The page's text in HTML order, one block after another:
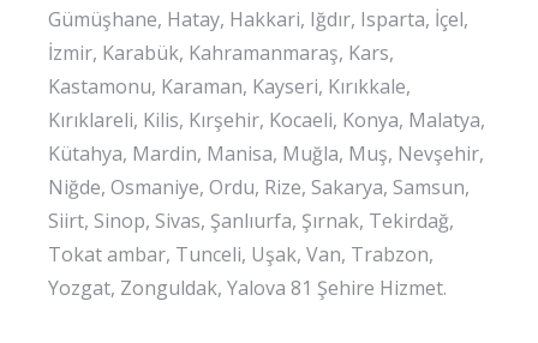
Gümüşhane, Hatay, Hakkari, Iğdır, Isparta, İçel,
İzmir, Karabük, Kahramanmaraş, Kars,
Kastamonu, Karaman, Kayseri, Kırıkkale,
Kırıklareli, Kilis, Kırşehir, Kocaeli, Konya, Malatya,
Kütahya, Mardin, Manisa, Muğla, Muş, Nevşehir,
Niğde, Osmaniye, Ordu, Rize, Sakarya, Samsun,
Siirt, Sinop, Sivas, Şanlıurfa, Şırnak, Tekirdağ,
Tokat ambar, Tunceli, Uşak, Van, Trabzon,
Yozgat, Zonguldak, Yalova 81 Şehire Hizmet.